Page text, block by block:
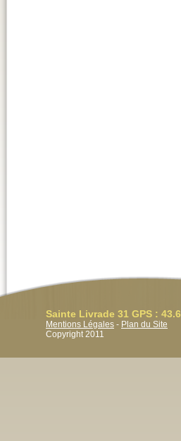
Sainte Livrade 31 GPS :
Mentions Légales - Plan du Site
Copyright 2011